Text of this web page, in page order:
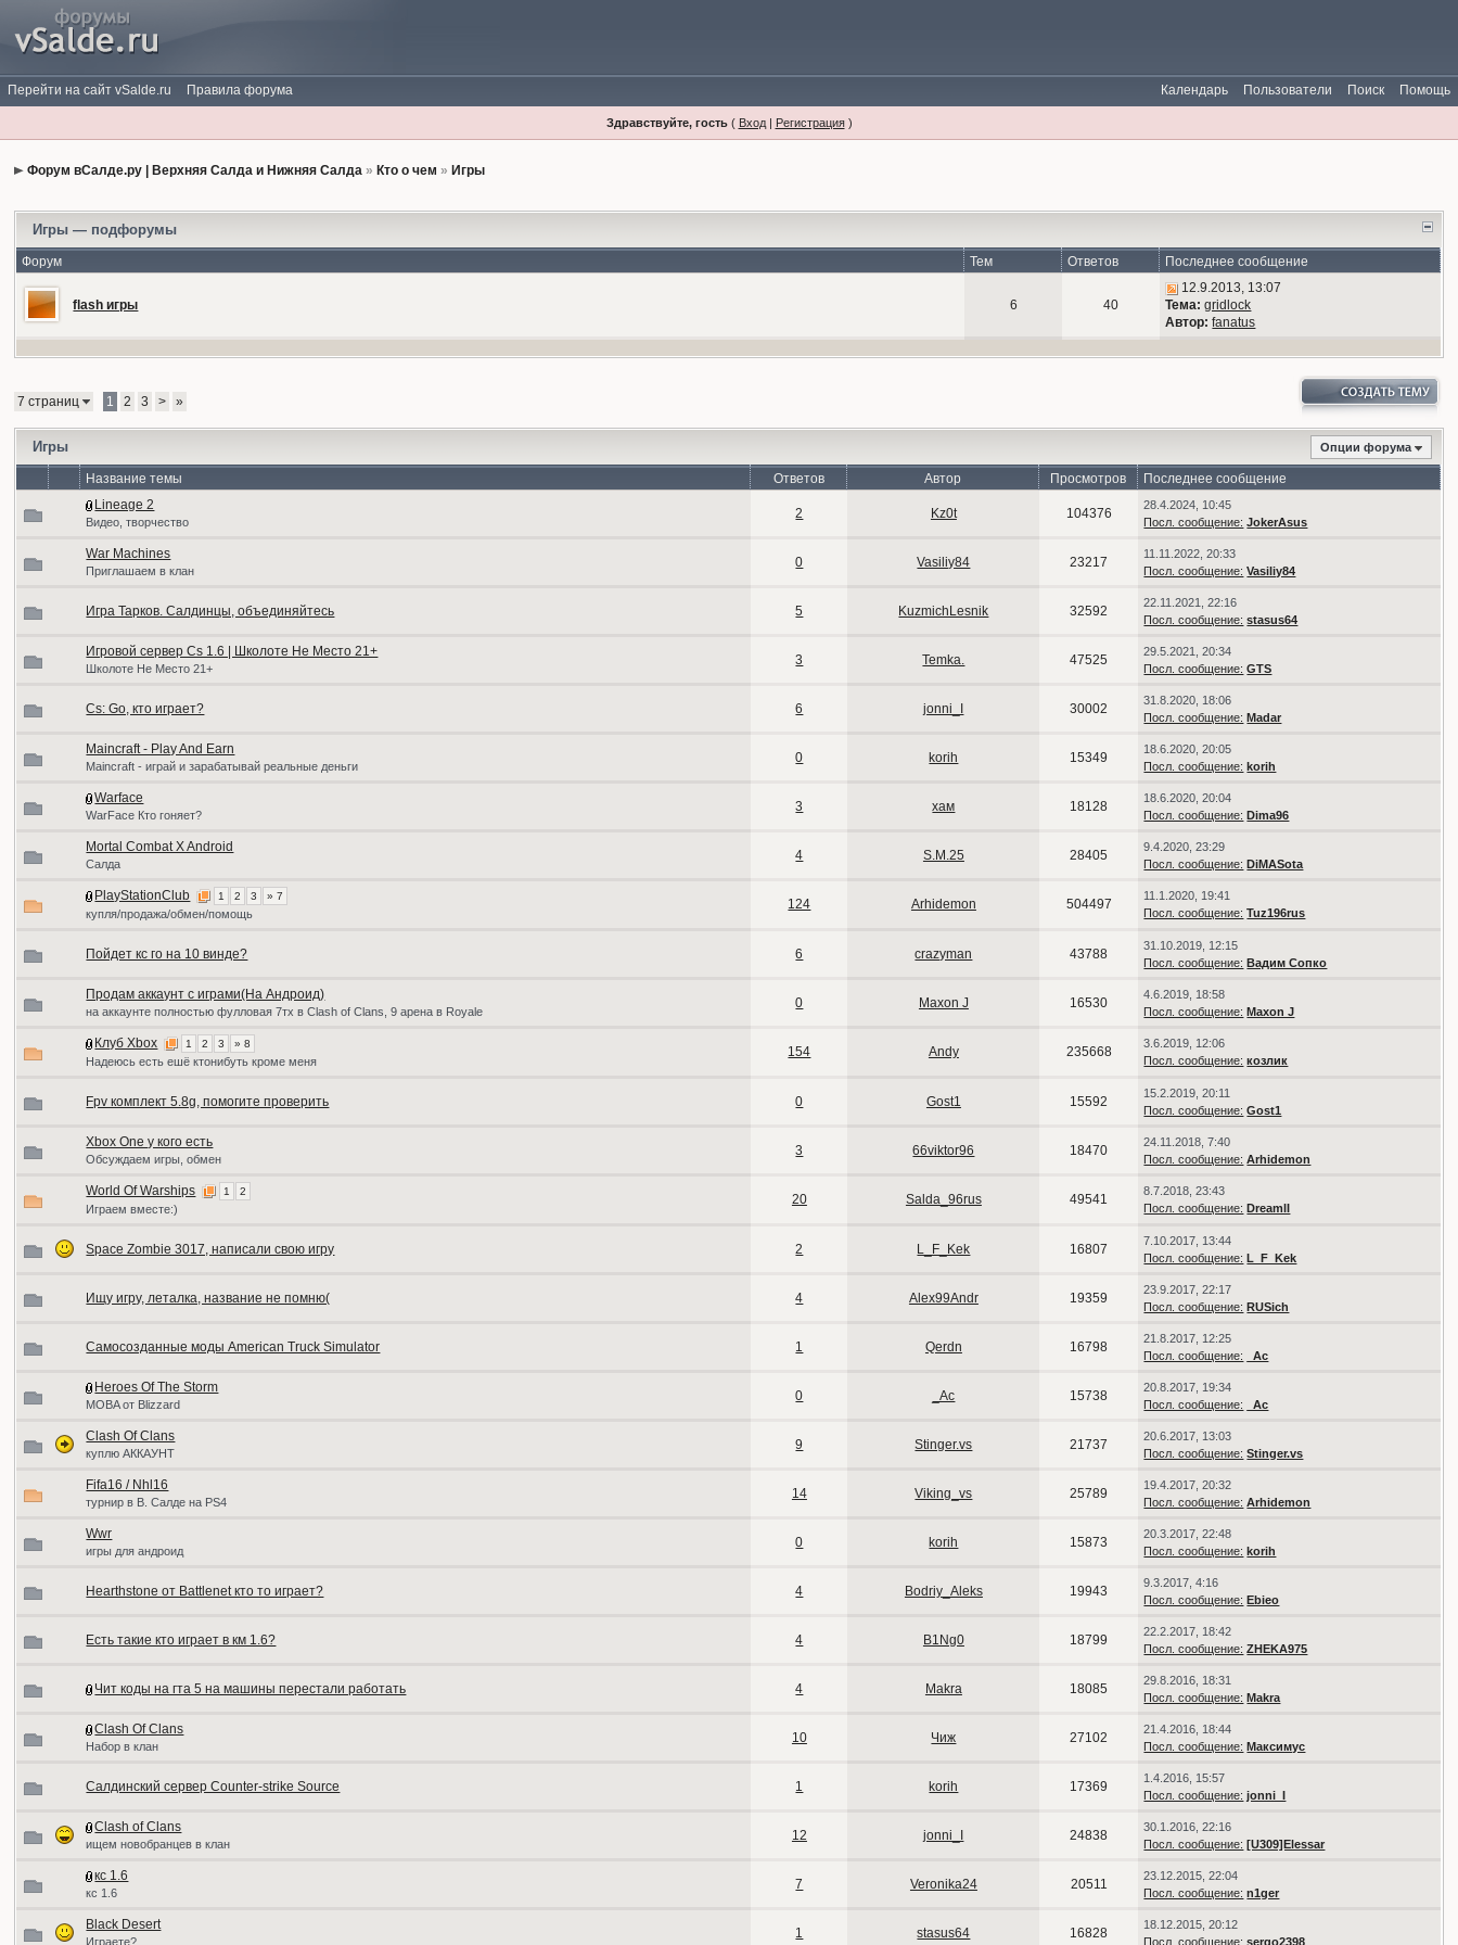
Перейти на сайт vSalde.ru Правила форума Помощь
Поиск
Пользователи
Календарь
Здравствуйте, гость( Вход| Регистрация)
Форум вСалде.ру | Верхняя Салда и Нижняя Салда » Кто о чем » Игры
Игры — подфорумы
Форум Тем Ответов Последнее сообщение
flash игры 6 40
12.9.2013, 13:07
Тема: gridlock
Автор: fanatus
7 страниц 1 2 3 > »
Игры Опции форума
Название темы Ответов Автор Просмотров
Последнее сообщение
Lineage 2
Видео, творчество
2 Kz0t 104376
28.4.2024, 10:45
Посл. сообщение: JokerAsus
War Machines
Приглашаем в клан
0 Vasiliy84 23217
11.11.2022, 20:33
Посл. сообщение: Vasiliy84
Игра Тарков. Салдинцы, объединяйтесь 5 KuzmichLesnik 32592
22.11.2021, 22:16
Посл. сообщение: stasus64
Игровой сервер Cs 1.6 | Школоте Не Место 21+
Школоте Не Место 21+
3 Temka. 47525
29.5.2021, 20:34
Посл. сообщение: GTS
Cs: Go, кто играет? 6 jonni_I 30002
31.8.2020, 18:06
Посл. сообщение: Madar
Maincraft - Play And Earn
Maincraft - играй и зарабатывай реальные деньги
0 korih 15349
18.6.2020, 20:05
Посл. сообщение: korih
Warface
WarFace Кто гоняет?
3 хам 18128
18.6.2020, 20:04
Посл. сообщение: Dima96
Mortal Combat X Android
Салда
4 S.M.25 28405
9.4.2020, 23:29
Посл. сообщение: DiMASota
PlayStationClub 1 2 3 » 7
купля/продажа/обмен/помощь
124 Arhidemon 504497
11.1.2020, 19:41
Посл. сообщение: Tuz196rus
Пойдет кс го на 10 винде? 6 crazyman 43788
31.10.2019, 12:15
Посл. сообщение: Вадим Сопко
Продам аккаунт с играми(На Андроид)
на аккаунте полностью фулловая 7тх в Clash of Clans, 9 арена в Royale
0 Maxon J 16530
4.6.2019, 18:58
Посл. сообщение: Maxon J
Клуб Xbox 1 2 3 » 8
Надеюсь есть ешё ктонибуть кроме меня
154 Andy 235668
3.6.2019, 12:06
Посл. сообщение: козлик
Fpv комплект 5.8g, помогите проверить 0 Gost1 15592
15.2.2019, 20:11
Посл. сообщение: Gost1
Xbox One у кого есть
Обсуждаем игры, обмен
3 66viktor96 18470
24.11.2018, 7:40
Посл. сообщение: Arhidemon
World Of Warships 1 2
Играем вместе:)
20 Salda_96rus 49541
8.7.2018, 23:43
Посл. сообщение: DreamlI
Space Zombie 3017, написали свою игру 2 L_F_Kek 16807
7.10.2017, 13:44
Посл. сообщение: L_F_Kek
Ищу игру, леталка, название не помню( 4 Alex99Andr 19359
23.9.2017, 22:17
Посл. сообщение: RUSich
Самосозданные моды American Truck Simulator 1 Qerdn 16798
21.8.2017, 12:25
Посл. сообщение:
_Ac
Heroes Of The Storm
MOBA от Blizzard
0 _Ac 15738
20.8.2017, 19:34
Посл. сообщение:
_Ac
Clash Of Clans
куплю АККАУНТ
9 Stinger.vs 21737
20.6.2017, 13:03
Посл. сообщение: Stinger.vs
Fifa16 / Nhl16
турнир в В. Салде на PS4
14 Viking_vs 25789
19.4.2017, 20:32
Посл. сообщение: Arhidemon
Wwr
игры для андроид
0 korih 15873
20.3.2017, 22:48
Посл. сообщение: korih
Hearthstone от Battlenet кто то играет? 4 Bodriy_Aleks 19943
9.3.2017, 4:16
Посл. сообщение: Ebieo
Есть такие кто играет в км 1.6? 4 B1Ng0 18799
22.2.2017, 18:42
Посл. сообщение: ZHEKA975
Чит коды на гта 5 на машины перестали работать 4 Makra 18085
29.8.2016, 18:31
Посл. сообщение: Makra
Clash Of Clans
Набор в клан
10 Чиж 27102
21.4.2016, 18:44
Посл. сообщение: Максимус
Салдинский сервер Counter-strike Source 1 korih 17369
1.4.2016, 15:57
Посл. сообщение: jonni_I
Clash of Clans
ищем новобранцев в клан
12 jonni_I 24838
30.1.2016, 22:16
Посл. сообщение: [U309]Elessar
кс 1.6
кс 1.6
7 Veronika24 20511
23.12.2015, 22:04
Посл. сообщение: n1ger
Black Desert
Играете?
1 stasus64 16828
18.12.2015, 20:12
Посл. сообщение: sergo2398